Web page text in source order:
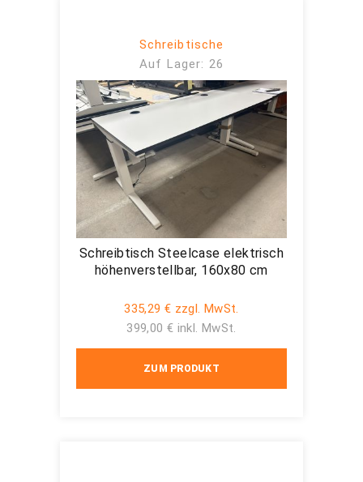
Schreibtische
Auf Lager: 26
Schreibtisch Steelcase elektrisch
höhenverstellbar, 160x80 cm
335,29 € zzgl. MwSt.
399,00 € inkl. MwSt.
ZUM PRODUKT